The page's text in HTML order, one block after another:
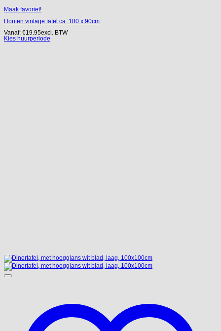
Maak favoriet!
Houten vintage tafel ca. 180 x 90cm
Vanaf: €19.95excl. BTW
Kies huurperiode